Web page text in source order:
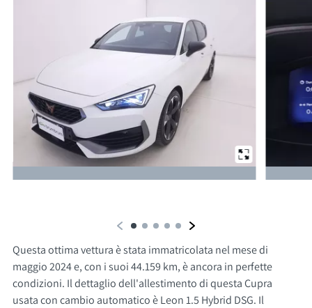
Da un'altra prospettiva
Questa ottima vettura è stata immatricolata nel mese di
maggio 2024 e, con i suoi 44.159 km, è ancora in perfette
condizioni. Il dettaglio dell'allestimento di questa Cupra
usata con cambio automatico è Leon 1.5 Hybrid DSG. Il